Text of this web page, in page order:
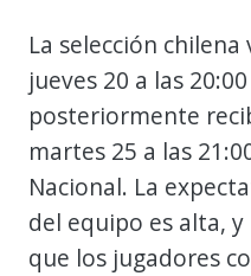
La selección
jueves 20 a las
posteriormente
martes 25 a las
Nacional. La
del equipo es alta,
que los jugadores